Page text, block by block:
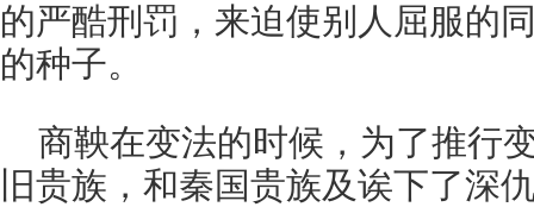
的严酷刑罚，来迫使别人屈服的
的种子。
商鞅在变法的时候，为了推行
旧贵族，和秦国贵族及诶下了深